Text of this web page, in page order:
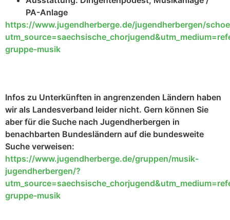
PA-Anlage
https://www.jugendherberge.de/jugendherbergen/
gruppe-musik
Infos zu Unterkünften in angrenzenden Ländern haben
wir als Landesverband leider nicht. Gern können Sie
aber für die Suche nach Jugendherbergen in
benachbarten Bundesländern auf die bundesweite
Suche verweisen:
https://www.jugendherberge.de/gruppen/musik-
jugendherbergen/?
gruppe-musik